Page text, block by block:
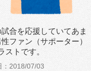
合を応援していてあま
ファン（サポーター）
ストです。
：2018/07/03